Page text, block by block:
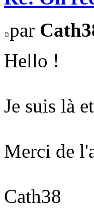
par
Hello !
Je suis là
Merci de
Cath38